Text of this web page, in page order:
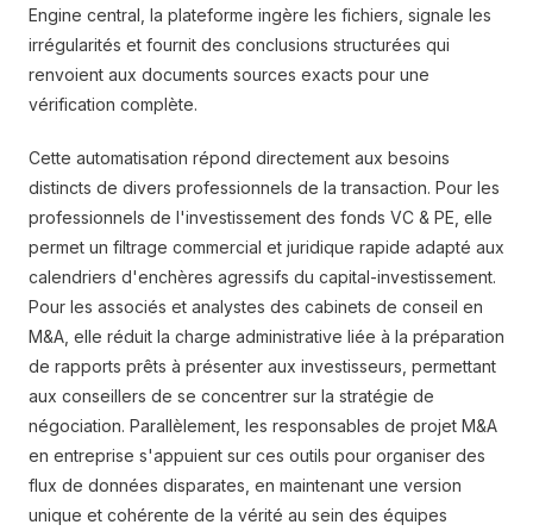
Engine central, la plateforme ingère les fichiers, signale les
irrégularités et fournit des conclusions structurées qui
renvoient aux documents sources exacts pour une
vérification complète.
Cette automatisation répond directement aux besoins
distincts de divers professionnels de la transaction. Pour les
professionnels de l'investissement des fonds VC & PE, elle
permet un filtrage commercial et juridique rapide adapté aux
calendriers d'enchères agressifs du capital-investissement.
Pour les associés et analystes des cabinets de conseil en
M&A, elle réduit la charge administrative liée à la préparation
de rapports prêts à présenter aux investisseurs, permettant
aux conseillers de se concentrer sur la stratégie de
négociation. Parallèlement, les responsables de projet M&A
en entreprise s'appuient sur ces outils pour organiser des
flux de données disparates, en maintenant une version
unique et cohérente de la vérité au sein des équipes